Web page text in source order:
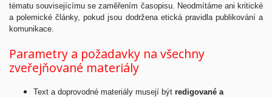
tématu souvisejícímu se zaměřením časopisu. Neodmítáme ani kritické
a polemické články, pokud jsou dodržena etická pravidla publikování a
komunikace.
Parametry a požadavky na všechny
zveřejňované materiály
Text a doprovodné materiály musejí být redigované a